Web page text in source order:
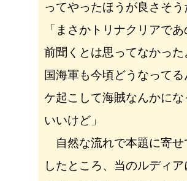
ってやったほうが良さそ
「まさかトリナクリアで
前聞くとは思ってなかっ
国海軍も今頃どうなって
ケ起こして海賊なんかに
いいけど」
自然な流れで本題に寄せ
したところ、当のルディ